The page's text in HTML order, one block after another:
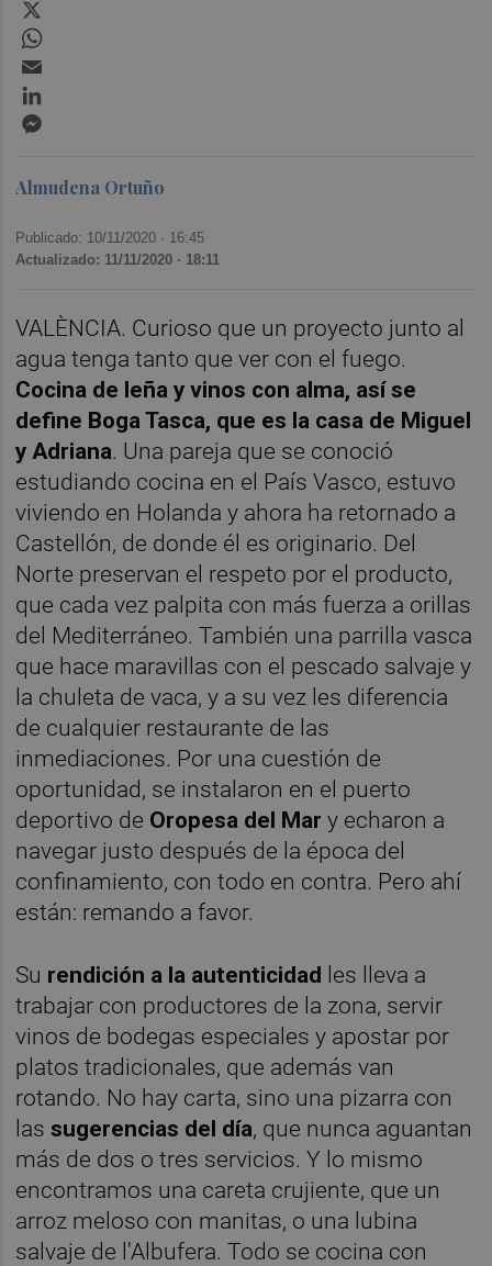
Almudena Ortuño
Publicado: 10/11/2020 · 16:45
Actualizado: 11/11/2020 · 18:11
VALÈNCIA. Curioso que un proyecto junto al
agua tenga tanto que ver con el fuego.
Cocina de leña y vinos con alma, así se
define Boga Tasca, que es la casa de Miguel
y Adriana. Una pareja que se conoció
estudiando cocina en el País Vasco, estuvo
viviendo en Holanda y ahora ha retornado a
Castellón, de donde él es originario. Del
Norte preservan el respeto por el producto,
que cada vez palpita con más fuerza a orillas
del Mediterráneo. También una parrilla vasca
que hace maravillas con el pescado salvaje y
la chuleta de vaca, y a su vez les diferencia
de cualquier restaurante de las
inmediaciones. Por una cuestión de
oportunidad, se instalaron en el puerto
deportivo de Oropesa del Mary echaron a
navegar justo después de la época del
confinamiento, con todo en contra. Pero ahí
están: remando a favor.
Su rendición a la autenticidad les lleva a
trabajar con productores de la zona, servir
vinos de bodegas especiales y apostar por
platos tradicionales, que además van
rotando. No hay carta, sino una pizarra con
lassugerencias del día, que nunca aguantan
más de dos o tres servicios. Y lo mismo
encontramos una careta crujiente, que un
arroz meloso con manitas, o una lubina
salvaje de l'Albufera. Todo se cocina con